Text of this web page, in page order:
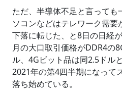
ただ、半導体不足と言って
ソコンなどはテレワーク需
下落に転じた、と8日の日経
月の大口取引価格がDDR4の
ル、4Gビット品は同2.5ドル
2021年の第4四半期になって
落ち始めている。